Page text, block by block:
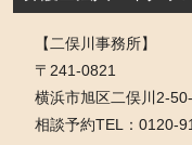
【二俣川事務所】
〒241-0821
横浜市旭区二俣川2-
相談予約TEL：0120-